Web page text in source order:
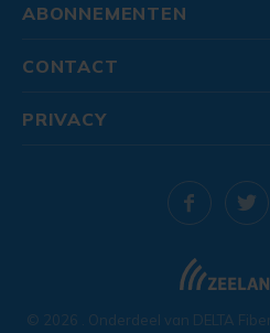
ABONNEMENTEN
CONTACT
© 2026 . Onderdeel van DELTA
PRIVACY